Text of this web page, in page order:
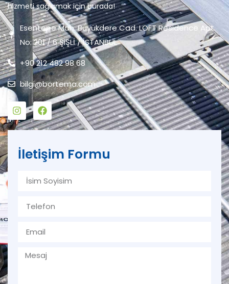
hizmeti sağlamak için burada!
Esentepe Mah. Büyükdere Cad. LOFT Residence Apt.
No: 201 / 6 ŞiŞLİ / İSTANBUL
+90 212 482 98 68
bilgi@bortema.com
İletişim Formu